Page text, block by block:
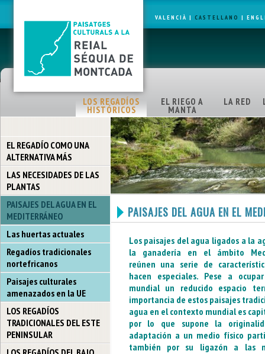
VALENCIÀ | CASTELLANO |
LOS REGADÍOS
HISTÓRICOS
EL RIEGO A
MANTA
LA RED
EL REGADÍO COMO UNA
ALTERNATIVA MÁS
LAS NECESIDADES DE LAS
PLANTAS
PAISAJES DEL AGUA EN EL
MEDITERRÁNEO
Las huertas actuales
Regadíos tradicionales
nortefricanos
Paisajes culturales
amenazados en la UE
LOS REGADÍOS
TRADICIONALES DEL ESTE
PENINSULAR
PAISAJES DEL AGUA EN EL
Los paisajes del agua ligados a la
la ganadería en el ámbito
reúnen una serie de
hacen especiales. Pese a
mundial un reducido espacio
importancia de estos paisajes
agua en el contexto mundial es
por lo que supone la
adaptación a un medio físico
también por su ligazón a las